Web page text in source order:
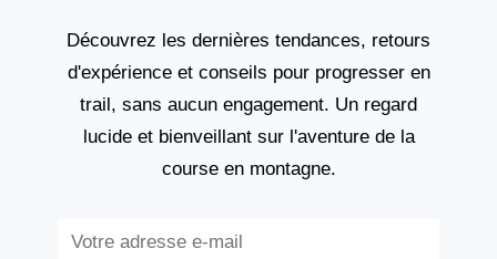
Découvrez les dernières tendances, retours
d'expérience et conseils pour progresser en
trail, sans aucun engagement. Un regard
lucide et bienveillant sur l'aventure de la
course en montagne.